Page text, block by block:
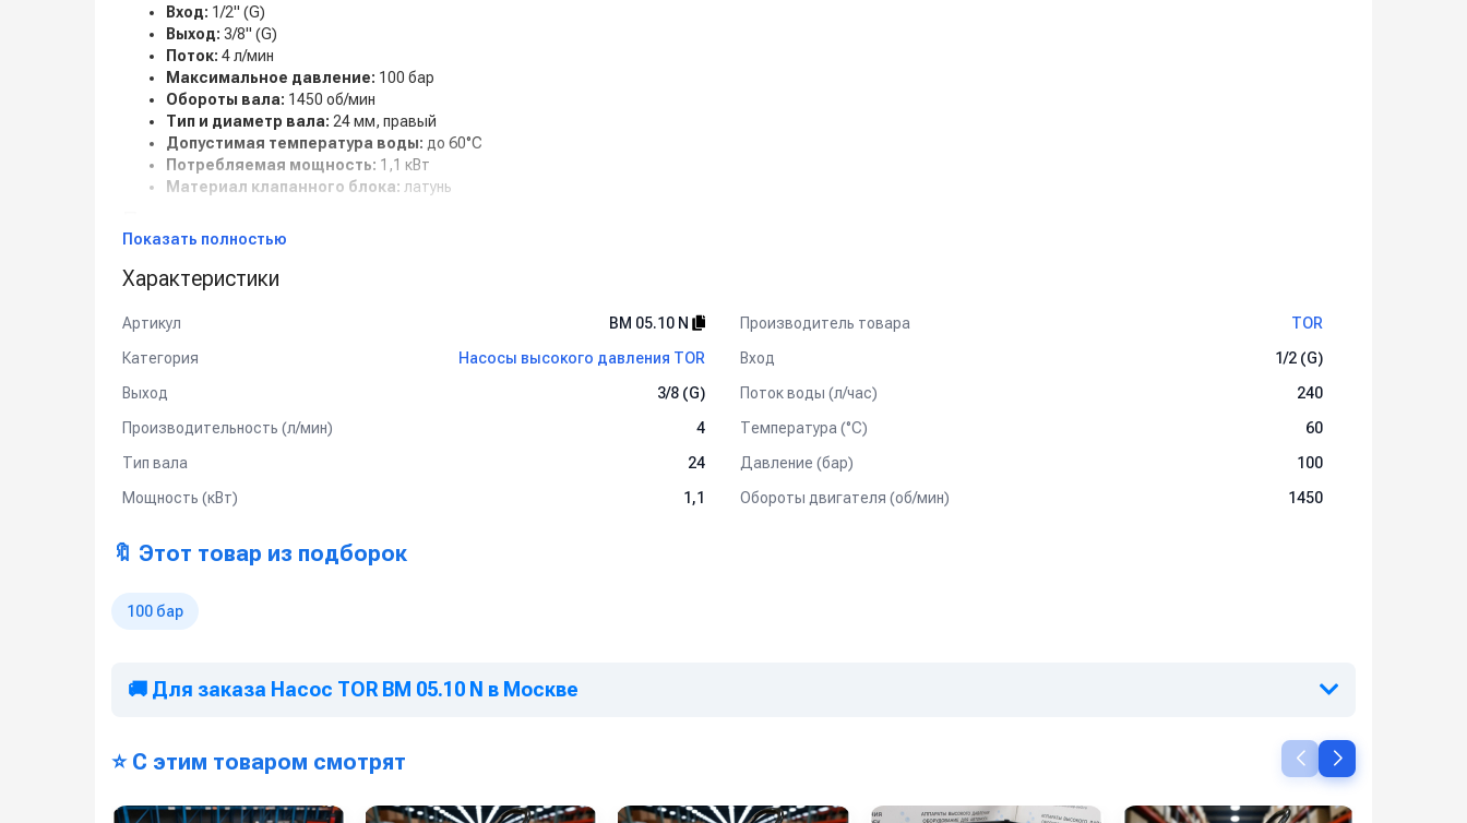
Вход: 1/2" (G)
Выход: 3/8" (G)
Поток: 4 л/мин
Максимальное давление: 100 бар
Обороты вала: 1450 об/мин
Тип и диаметр вала: 24 мм, правый
Допустимая температура воды: до 60°C
Потребляемая мощность: 1,1 кВт
Материал клапанного блока: латунь
Керамические поршни обеспечивают минимальный износ и высокую надёжность.
Смотровое окно для контроля уровня масла облегчает обслуживание.
Оптимальная мощность 1,1 кВт при производительности 4 л/мин и давлении до 100 бар.
TOR BM 05.10 N — компактный, надёжный и долговечный насос, созданный для эффективной работы под высоким давлением каждый день!
Данный товар доступен для сборки «под ключ».
Показать полностью
Характеристики
Артикул BM 05.10 N Производитель товара
TOR
Категория
Насосы высокого давления TOR Вход
1/2 (G)
Выход
3/8 (G) Поток воды (л/час)
240
Производительность (л/мин)
4 Температура (°C)
60
Тип вала
24 Давление (бар)
100
Мощность (кВт)
1,1 Обороты двигателя (об/мин) 1450
🔖 Этот товар из подборок
100 бар
🚚 Для заказа Насос TOR BM 05.10 N в Москве
⭐ С этим товаром смотрят